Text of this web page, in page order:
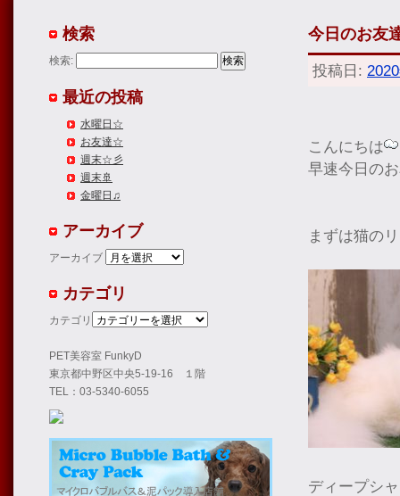
今日のお友
投稿日:
こんにちは
早速今日の
まずは猫の
ディープシ
検索
検索:
最近の投稿
水曜日☆
お友達☆
週末☆彡
週末🚢
金曜日♫
アーカイブ
アーカイブ
カテゴリ
カテゴリ
PET美容室 FunkyD
東京都中野区中央5-19-16 １階
TEL：03-5340-6055